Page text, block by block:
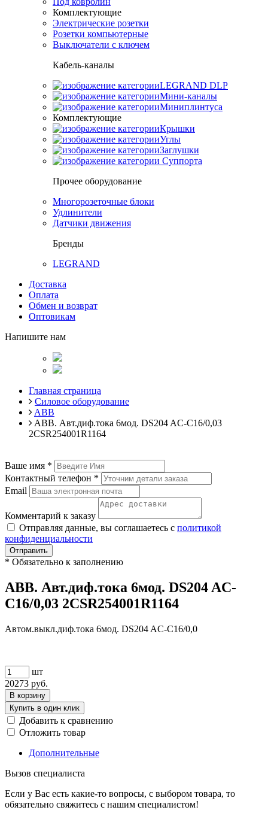
Комплектующие
Электрические розетки
Розетки компьютерные
Выключатели с ключем
Кабель-каналы
LEGRAND DLP
Мини-каналы
Миниплинтуса
Комплектующие
Крышки
Углы
Заглушки
Суппорта
Прочее оборудование
Многорозеточные блоки
Удлинители
Датчики движения
Бренды
LEGRAND
Доставка
Оплата
Обмен и возврат
Оптовикам
Напишите нам
Главная страница
Силовое оборудование
ABB
ABB. Авт.диф.тока 6мод. DS204 AC-C16/0,03
2CSR254001R1164
Ваше имя *
Контактный телефон *
Email
Комментарий к заказу
Отправляя данные, вы соглашаетесь с политикой
конфиденциальности
Отправить
* Обязательно к заполнению
ABB. Авт.диф.тока 6мод. DS204 AC-
C16/0,03 2CSR254001R1164
Автом.выкл.диф.тока 6мод. DS204 AC-C16/0,0
шт
20273 руб.
В корзину
Купить в один клик
Добавить к сравнению
Отложить товар
Дополнительные
Вызов специалиста
Если у Вас есть какие-то вопросы, с выбором товара, то
обязательно свяжитесь с нашим специалистом!